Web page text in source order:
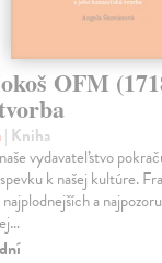
OFM
| Kniha
vydavateľstvo
k našej kultúre.
a